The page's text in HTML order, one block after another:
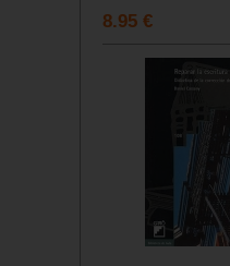
8.95 €